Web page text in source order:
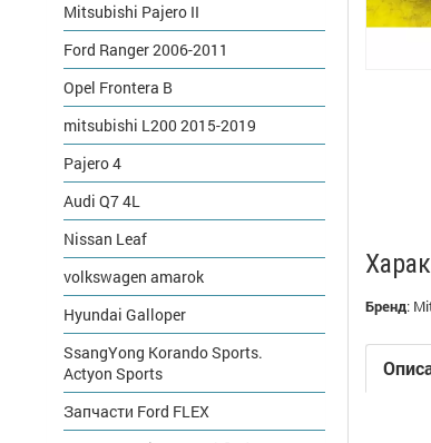
Бренд:
Mitsubishi Pajero II
Ford Ranger 2006-2011
Opel Frontera B
mitsubishi L200 2015-2019
Pajero 4
Audi Q7 4L
Nissan Leaf
volkswagen amarok
Hyundai Galloper
SsangYong Korando Sports.
Actyon Sports
Запчасти Ford FLEX